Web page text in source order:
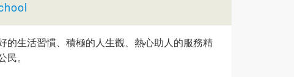
的生活習慣、積極的人生觀、熱心助人的服務精
。